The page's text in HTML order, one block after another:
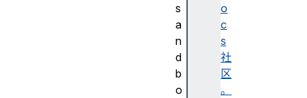
o
c
s
社
区
。
s
a
n
d
b
o